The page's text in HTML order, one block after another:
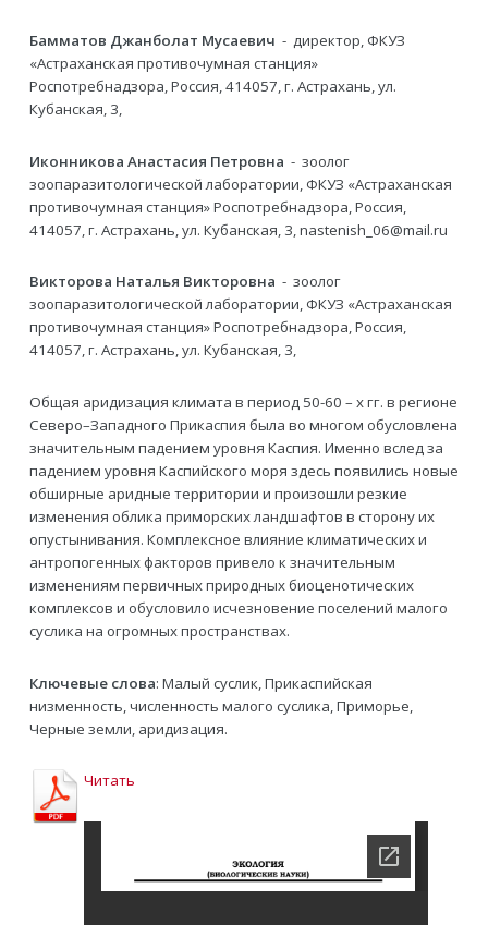
Бамматов Джанболат Мусаевич - директор, ФКУЗ
«Астраханская противочумная станция»
Роспотребнадзора, Россия, 414057, г. Астрахань, ул.
Кубанская, 3,
Иконникова Анастасия Петровна - зоолог
зоопаразитологической лаборатории, ФКУЗ «Астраханская
противочумная станция» Роспотребнадзора, Россия,
414057, г. Астрахань, ул. Кубанская, 3, nastenish_06@mail.ru
Викторова Наталья Викторовна - зоолог
зоопаразитологической лаборатории, ФКУЗ «Астраханская
противочумная станция» Роспотребнадзора, Россия,
414057, г. Астрахань, ул. Кубанская, 3,
Общая аридизация климата в период 50-60 – х гг. в регионе
Северо–Западного Прикаспия была во многом обусловлена
значительным падением уровня Каспия. Именно вслед за
падением уровня Каспийского моря здесь появились новые
обширные аридные территории и произошли резкие
изменения облика приморских ландшафтов в сторону их
опустынивания. Комплексное влияние климатических и
антропогенных факторов привело к значительным
изменениям первичных природных биоценотических
комплексов и обусловило исчезновение поселений малого
суслика на огромных пространствах.
Ключевые слова: Малый суслик, Прикаспийская
низменность, численность малого суслика, Приморье,
Черные земли, аридизация.
Читать